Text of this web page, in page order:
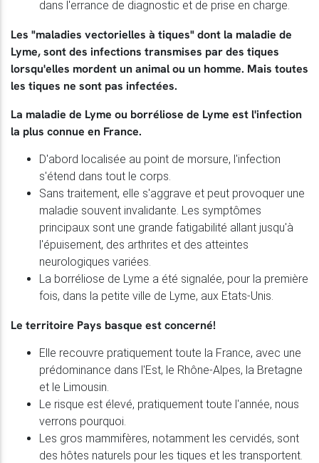
dans l'errance de diagnostic et de prise en charge.
Les "maladies vectorielles à tiques" dont la maladie de
Lyme, sont des infections transmises par des tiques
lorsqu'elles mordent un animal ou un homme. Mais toutes
les tiques ne sont pas infectées.
La maladie de Lyme ou borréliose de Lyme est l'infection
la plus connue en France.
D'abord localisée au point de morsure, l'infection
s'étend dans tout le corps.
Sans traitement, elle s'aggrave et peut provoquer une
maladie souvent invalidante. Les symptômes
principaux sont une grande fatigabilité allant jusqu'à
l'épuisement, des arthrites et des atteintes
neurologiques variées.
La borréliose de Lyme a été signalée, pour la première
fois, dans la petite ville de Lyme, aux Etats-Unis.
Le territoire Pays basque est concerné!
Elle recouvre pratiquement toute la France, avec une
prédominance dans l'Est, le Rhône-Alpes, la Bretagne
et le Limousin.
Le risque est élevé, pratiquement toute l'année, nous
verrons pourquoi.
Les gros mammifères, notamment les cervidés, sont
des hôtes naturels pour les tiques et les transportent.